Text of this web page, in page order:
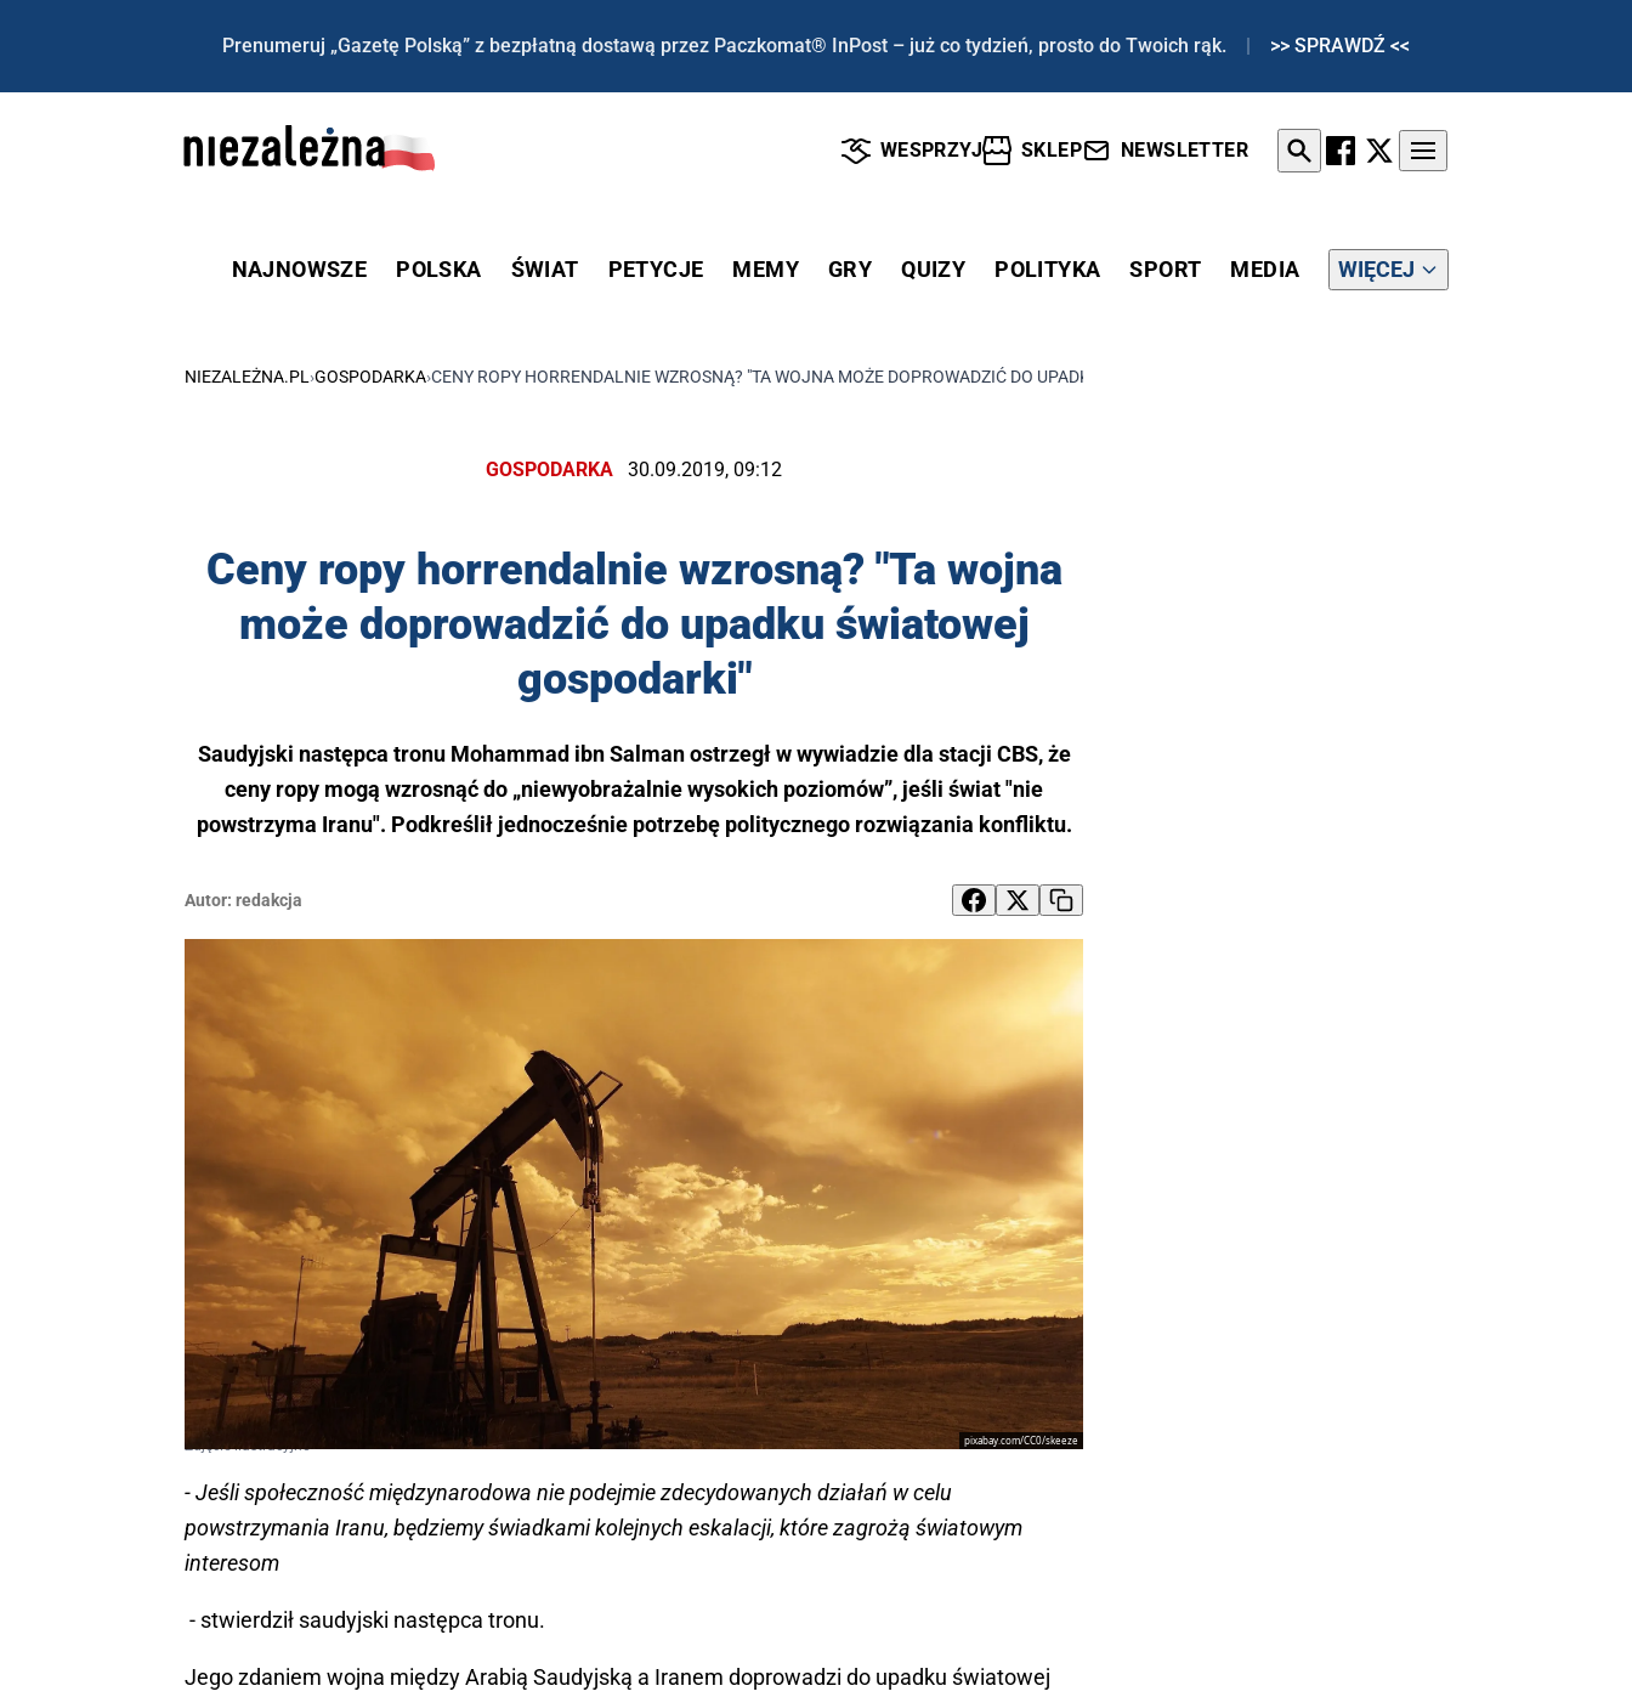
Prenumeruj „Gazetę Polską” z bezpłatną dostawą przez Paczkomat® InPost – już co tydzień, prosto do Twoich rąk. | >> SPRAWDŹ <<
WESPRZYJ SKLEP NEWSLETTER
NAJNOWSZE POLSKA ŚWIAT PETYCJE MEMY GRY QUIZY POLITYKA SPORT MEDIA WIĘCEJ
NIEZALEŻNA.PL ›GOSPODARKA›CENY ROPY HORRENDALNIE WZROSNĄ? "TA WOJNA MOŻE DOPROWADZIĆ DO UPADKU ŚWIATOWEJ GOSPODARKI"
GOSPODARKA 30.09.2019, 09:12
Ceny ropy horrendalnie wzrosną? "Ta wojna
może doprowadzić do upadku światowej
gospodarki"
Saudyjski następca tronu Mohammad ibn Salman ostrzegł w wywiadzie dla stacji CBS, że
ceny ropy mogą wzrosnąć do „niewyobrażalnie wysokich poziomów”, jeśli świat "nie
powstrzyma Iranu". Podkreślił jednocześnie potrzebę politycznego rozwiązania konfliktu.
Autor: redakcja
pixabay.com/CC0/skeeze
Zdjęcie ilustracyjne
- Jeśli społeczność międzynarodowa nie podejmie zdecydowanych działań w celu
powstrzymania Iranu, będziemy świadkami kolejnych eskalacji, które zagrożą światowym
interesom
- stwierdził saudyjski następca tronu.
Jego zdaniem wojna między Arabią Saudyjską a Iranem doprowadzi do upadku światowej